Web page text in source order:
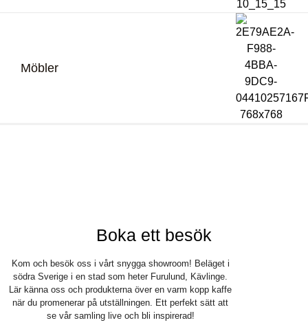
Möbler
Boka ett besök
Kom och besök oss i vårt snygga showroom! Beläget i
södra Sverige i en stad som heter Furulund, Kävlinge.
Lär känna oss och produkterna över en varm kopp kaffe
när du promenerar på utställningen. Ett perfekt sätt att
se vår samling live och bli inspirerad!